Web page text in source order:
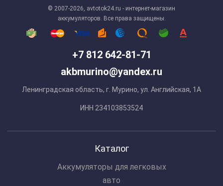
+7 812 642-81-71
akbmurino@yandex.ru
Ленинградская область, г. Мурино, ул. Английская, 1А
ИНН 234103853524
© 2007-2026, avtotok24.ru - интернет-магазин
аккумуляторов. Все права защищены.
Каталог
Аккумуляторы для легковых
авто